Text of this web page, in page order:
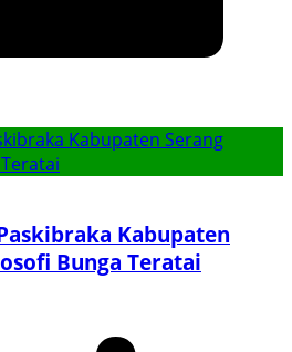
Kabupaten
Bunga Teratai